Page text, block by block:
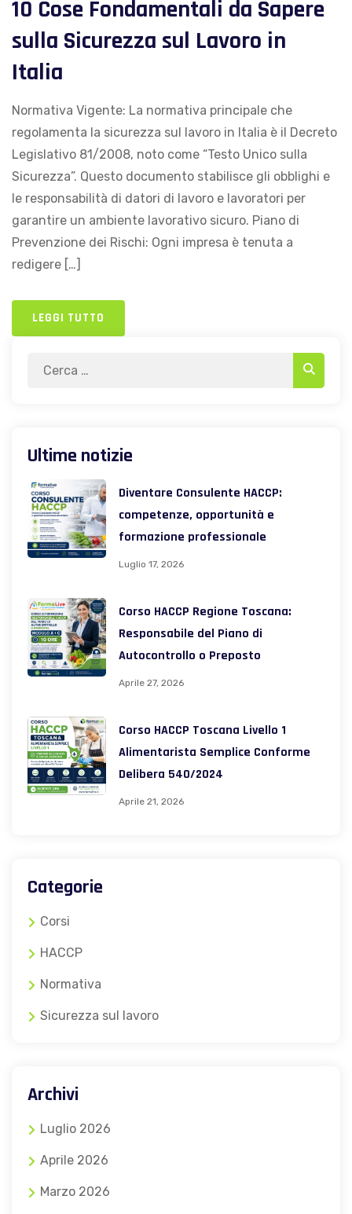
10 Cose Fondamentali da Sapere
sulla Sicurezza sul Lavoro in
Italia
Normativa Vigente: La normativa principale che
regolamenta la sicurezza sul lavoro in Italia è il Decreto
Legislativo 81/2008, noto come “Testo Unico sulla
Sicurezza”. Questo documento stabilisce gli obblighi e
le responsabilità di datori di lavoro e lavoratori per
garantire un ambiente lavorativo sicuro. Piano di
Prevenzione dei Rischi: Ogni impresa è tenuta a
redigere […]
LEGGI TUTTO
Search
Search
Ultime notizie
Diventare Consulente HACCP:
competenze, opportunità e
formazione professionale
Luglio 17, 2026
Corso HACCP Regione Toscana:
Responsabile del Piano di
Autocontrollo o Preposto
Aprile 27, 2026
Corso HACCP Toscana Livello 1
Alimentarista Semplice Conforme
Delibera 540/2024
Aprile 21, 2026
Categorie
Corsi
HACCP
Normativa
Sicurezza sul lavoro
Archivi
Luglio 2026
Aprile 2026
Marzo 2026